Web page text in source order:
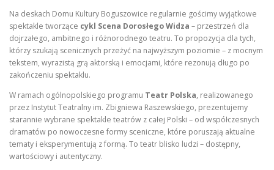
Na deskach Domu Kultury Boguszowice regularnie gościmy wyjątkowe
spektakle tworzące cykl Scena Dorosłego Widza – przestrzeń dla
dojrzałego, ambitnego i różnorodnego teatru. To propozycja dla tych,
którzy szukają scenicznych przeżyć na najwyższym poziomie – z mocnym
tekstem, wyrazistą grą aktorską i emocjami, które rezonują długo po
zakończeniu spektaklu.
W ramach ogólnopolskiego programu Teatr Polska, realizowanego
przez Instytut Teatralny im. Zbigniewa Raszewskiego, prezentujemy
starannie wybrane spektakle teatrów z całej Polski – od współczesnych
dramatów po nowoczesne formy sceniczne, które poruszają aktualne
tematy i eksperymentują z formą. To teatr blisko ludzi – dostępny,
wartościowy i autentyczny.